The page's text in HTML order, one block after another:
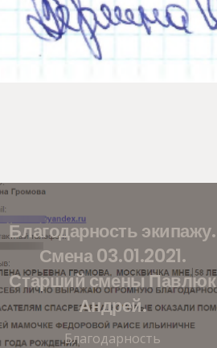
Благодарность экипажу.
Смена 03.01.2021.
Старший смены Павлюк
Андрей.
Благодарность